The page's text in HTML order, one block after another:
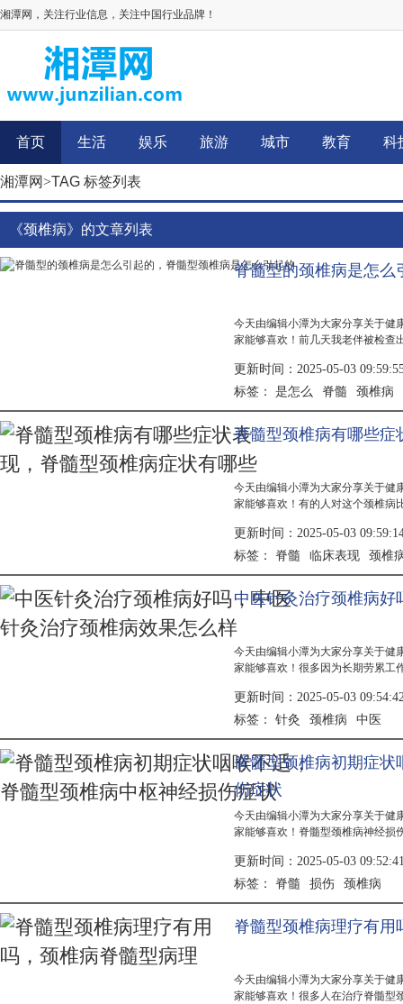
湘潭网，关注行业信息，关注中国行业品牌！
首页 生活 娱乐 旅游 城市 教育 科
湘潭网>TAG 标签列表
《颈椎病》的文章列表
脊髓型的颈椎病是怎么
今天由编辑小潭为大家分享关于健
家能够喜欢！前几天我老伴被检查
木，抽筋，刚开始的时候只有双手
费劲，去医...
更新时间：2025-05-03
标签： 是怎么 脊髓 颈椎病
脊髓型颈椎病有哪些症
今天由编辑小潭为大家分享关于健
家能够喜欢！有的人对这个颈椎病
有很大的关系，脊髓型的颈椎病一
部稍微一...
更新时间：2025-05-03
标签： 脊髓 临床表现 颈椎
中医针灸治疗颈椎病
今天由编辑小潭为大家分享关于健
家能够喜欢！很多因为长期劳累工
诱发这种精铸币，如果患上了颈椎
以选择很...
更新时间：2025-05-03
标签： 针灸 颈椎病 中医
脊髓型颈椎病初期症状
伤症状
今天由编辑小潭为大家分享关于健
家能够喜欢！脊髓型颈椎病神经损
道留劲。等年数大了，就变的颈椎
知觉，活...
更新时间：2025-05-03
标签： 脊髓 损伤 颈椎病
脊髓型颈椎病理疗有用
今天由编辑小潭为大家分享关于健
家能够喜欢！很多人在治疗脊髓型